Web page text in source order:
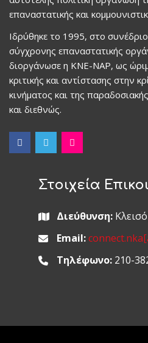
επαναστατικής και
Ιδρύθηκε το 1995, στο
σύγχρονης επαναστατικής
διοργάνωσε η ΚΝΕ-ΝΑΡ, ως
κριτικής και αντίστασης στην
κινήματος και της
και διεθνώς.
Στοιχεία
Διεύθυνση:
Email:
Τηλέφωνο:210-